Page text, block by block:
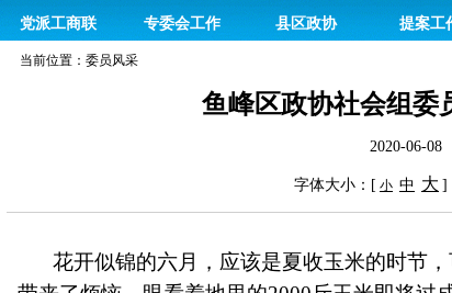
党派工商联
专委会工作 县区政协 提案工
当前位置： 委员风采
鱼峰区政协社会组委
2020-06-
字体大小：[ 小 中 大 ]
花开似锦的六月，应该是夏收玉米的时节